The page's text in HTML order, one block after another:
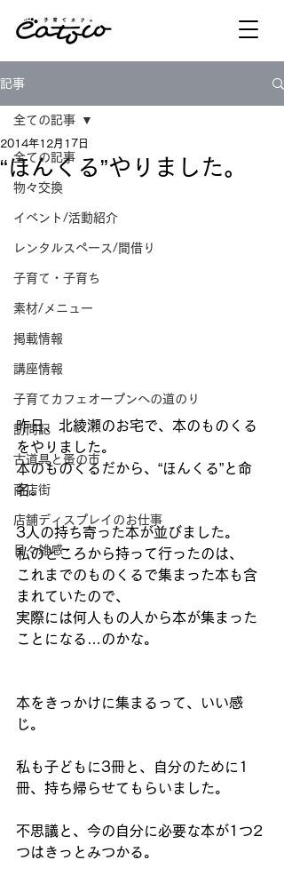
記事
全ての記事
物々交換
イベント/活動紹介
レンタルスペース/間借り
子育て・子育ち
素材/メニュー
掲載情報
講座情報
子育てカフェオープンへの道のり
訪問記
古道具と蚤の市
商店街
店舗ディスプレイのお仕事
日々雑感
全ての記事
“ほんくる”やりました。
2014年12月17日
昨日、北綾瀬のお宅で、本のものくる
をやりました。
本のものくるだから、“ほんくる”と命
名。
3人の持ち寄った本が並びました。
私のところから持って行ったのは、
これまでのものくるで集まった本も含
まれていたので、
実際には何人もの人から本が集まった
ことになる…のかな。
本をきっかけに集まるって、いい感
じ。
私も子どもに3冊と、自分のために1
冊、持ち帰らせてもらいました。
不思議と、今の自分に必要な本が1つ2
つはきっとみつかる。